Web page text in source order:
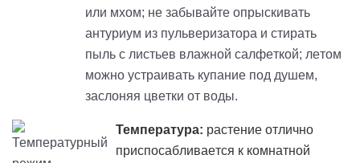
или мхом; не забывайте опрыскивать
антуриум из пульверизатора и стирать
пыль с листьев влажной салфеткой; летом
можно устраивать купание под душем,
заслоняя цветки от воды.
Температура: растение отлично
приспосабливается к комнатной